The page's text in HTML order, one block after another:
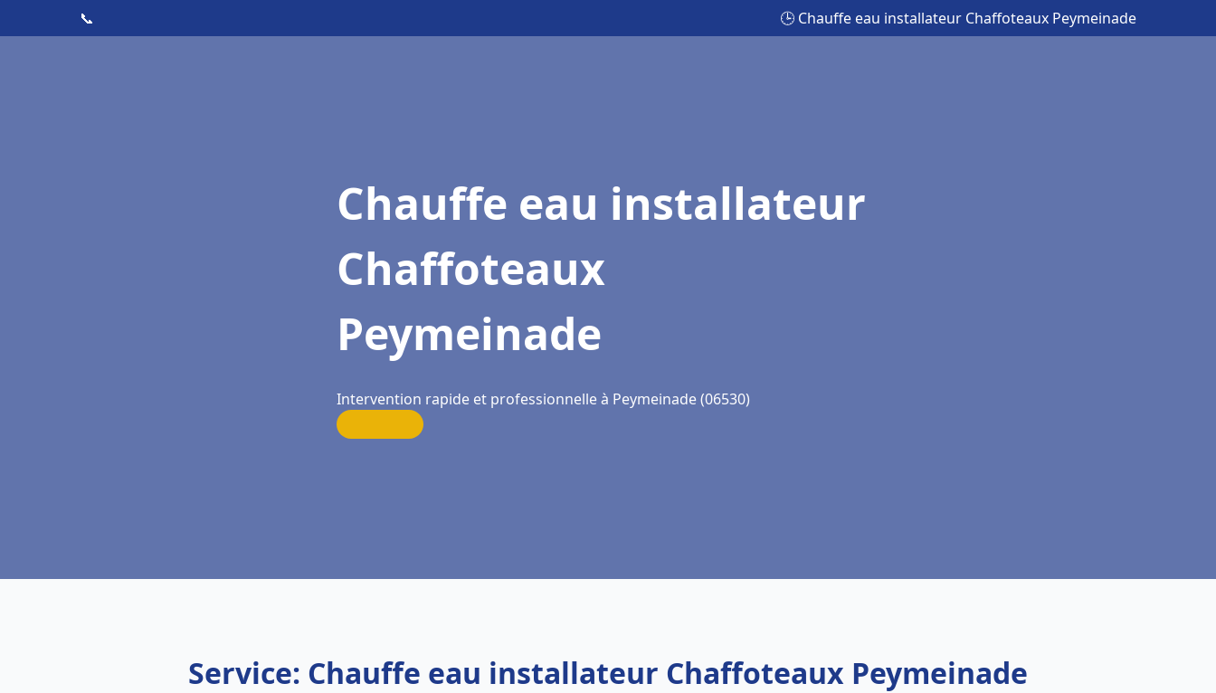
📞 🕒 Chauffe eau installateur Chaffoteaux Peymeinade
Chauffe eau installateur
Chaffoteaux
Peymeinade
Intervention rapide et professionnelle à Peymeinade (06530)
Service: Chauffe eau installateur Chaffoteaux Peymeinade